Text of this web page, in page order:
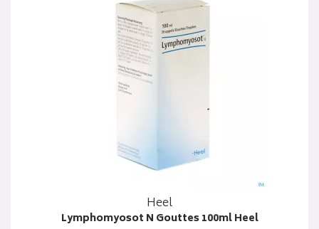
Heel
Lymphomyosot N Gouttes 100ml Heel